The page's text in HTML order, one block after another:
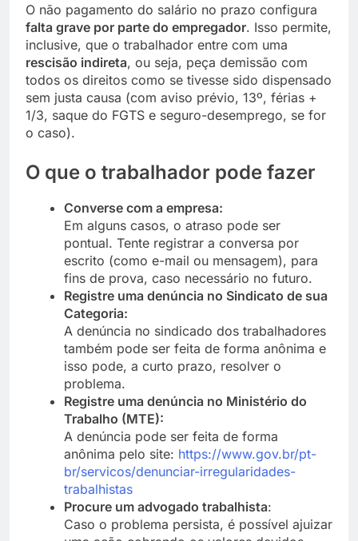
O não pagamento do salário no prazo configura
falta grave por parte do empregador. Isso permite,
inclusive, que o trabalhador entre com uma
rescisão indireta, ou seja, peça demissão com
todos os direitos como se tivesse sido dispensado
sem justa causa (com aviso prévio, 13º, férias +
1/3, saque do FGTS e seguro-desemprego, se for
o caso).
O que o trabalhador pode fazer
Converse com a empresa:
Em alguns casos, o atraso pode ser
pontual. Tente registrar a conversa por
escrito (como e-mail ou mensagem), para
fins de prova, caso necessário no futuro.
Registre uma denúncia no Sindicato de sua
Categoria:
A denúncia no sindicado dos trabalhadores
também pode ser feita de forma anônima e
isso pode, a curto prazo, resolver o
problema.
Registre uma denúncia no Ministério do
Trabalho (MTE):
A denúncia pode ser feita de forma
anônima pelo site: https://www.gov.br/pt-
br/servicos/denunciar-irregularidades-
trabalhistas
Procure um advogado trabalhista:
Caso o problema persista, é possível ajuizar